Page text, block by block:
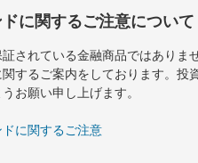
に関するご注意について
されている金融商品ではあり
するご案内をしております。
お願い申し上げます。
に関するご注意